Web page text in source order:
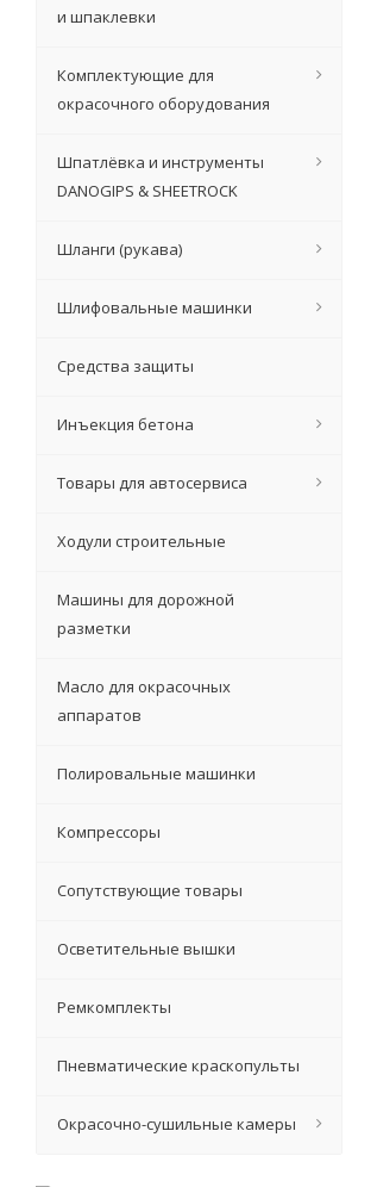
и шпаклевки
Комплектующие для
окрасочного оборудования
Шпатлёвка и инструменты
DANOGIPS & SHEETROCK
Шланги (рукава)
Шлифовальные машинки
Средства защиты
Инъекция бетона
Товары для автосервиса
Ходули строительные
Машины для дорожной
разметки
Масло для окрасочных
аппаратов
Полировальные машинки
Компрессоры
Сопутствующие товары
Осветительные вышки
Ремкомплекты
Пневматические краскопульты
Окрасочно-сушильные камеры